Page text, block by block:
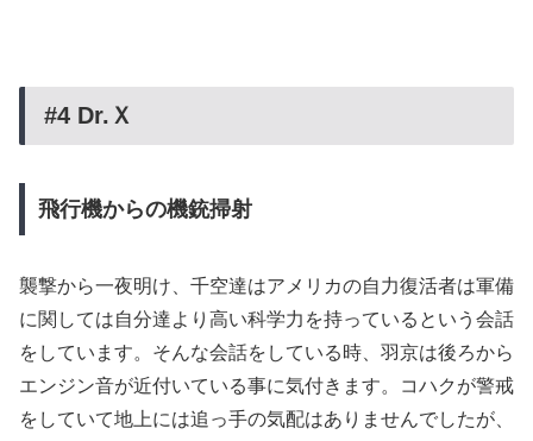
#4 Dr. Ｘ
飛行機からの機銃掃射
襲撃から一夜明け、千空達はアメリカの自力復活者は軍備
に関しては自分達より高い科学力を持っているという会話
をしています。そんな会話をしている時、羽京は後ろから
エンジン音が近付いている事に気付きます。コハクが警戒
をしていて地上には追っ手の気配はありませんでしたが、